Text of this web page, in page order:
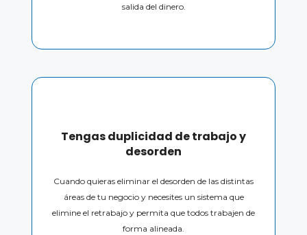
salida del dinero.
Tengas duplicidad de trabajo y
desorden
Cuando quieras eliminar el desorden de las distintas
áreas de tu negocio y necesites un sistema que
elimine el retrabajo y permita que todos trabajen de
forma alineada.